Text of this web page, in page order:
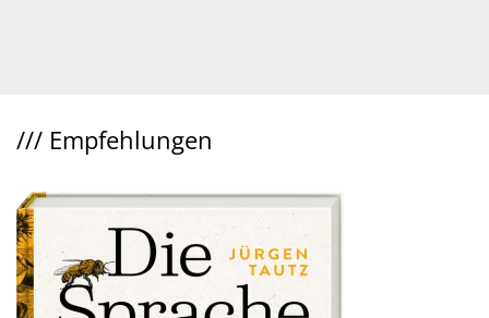
/// Empfehlungen